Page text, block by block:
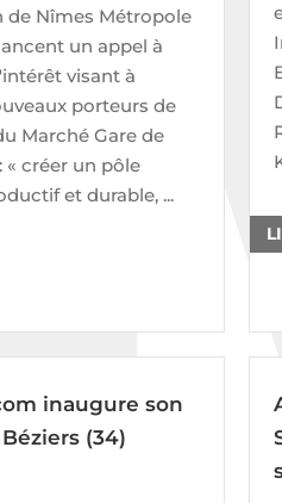
de Nîmes Métropole
un appel à
visant à
porteurs de
Marché Gare de
« créer un pôle
et durable, ...
inaugure son
(34)